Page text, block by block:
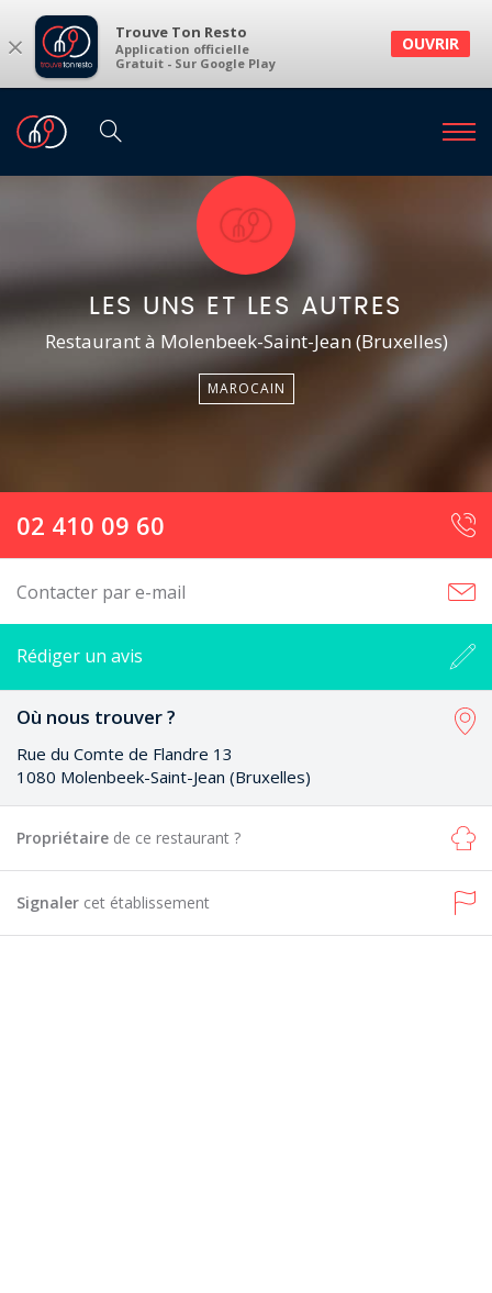
× Trouve Ton Resto
Application officielle
Gratuit - Sur Google Play
OUVRIR
LES UNS ET LES AUTRES
Restaurant à Molenbeek-Saint-Jean (Bruxelles)
MAROCAIN
02 410 09 60
Contacter par e-mail
Rédiger un avis
Où nous trouver ?
Rue du Comte de Flandre 13
1080 Molenbeek-Saint-Jean (Bruxelles)
Propriétaire de ce restaurant ?
Signaler cet établissement